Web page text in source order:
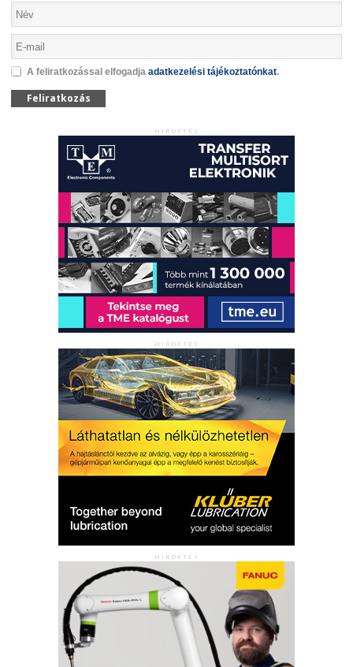
A feliratkozással elfogadja adatkezelési tájékoztatónkat.
Feliratkozás
HIRDETÉS
HIRDETÉS
HIRDETÉS